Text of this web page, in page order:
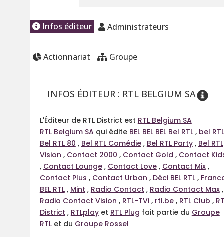
Infos éditeur Administrateurs
Actionnariat Groupe
INFOS ÉDITEUR : RTL BELGIUM SA
L'Éditeur de RTL District est RTL Belgium SA
RTL Belgium SAqui édite BEL BEL BEL Bel RTL, bel RTL
Bel RTL 80 , Bel RTL Comédie, Bel RTL Party, Bel RTL
Vision , Contact 2000 , Contact Gold , Contact
, Contact Lounge, Contact Love, Contact Mix,
Contact Plus , Contact Urban , Déci BEL RTL,
BEL RTL, Mint , Radio Contact , Radio Contact Max,
Radio Contact Vision , RTL-TVi, rtl.be, RTL Club ,
District , RTLplayet RTL Plug fait partie du Groupe
RTLet du Groupe Rossel